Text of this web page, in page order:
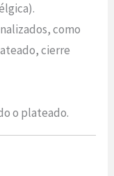
como
cierre
o plateado.